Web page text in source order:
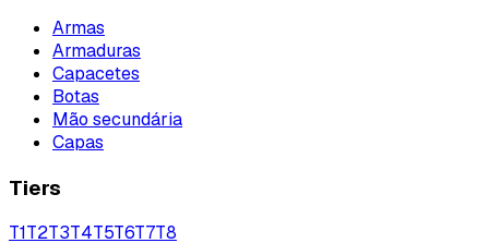
Armas
Armaduras
Capacetes
Botas
Mão secundária
Capas
Tiers
T1T2T3T4T5T6T7T8